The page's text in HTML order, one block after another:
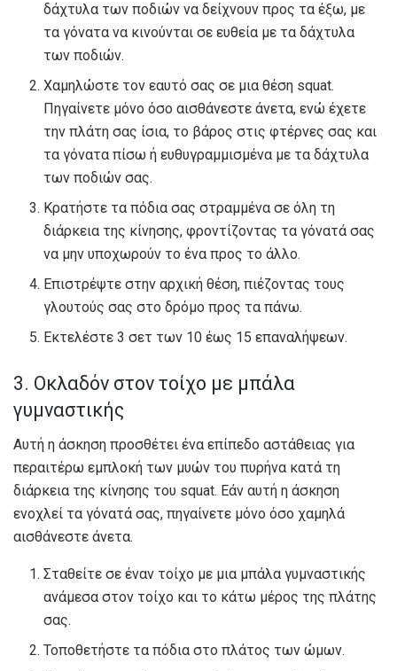
δάχτυλα των ποδιών να δείχνουν προς τα έξω, με
τα γόνατα να κινούνται σε ευθεία με τα δάχτυλα
των ποδιών.
Χαμηλώστε τον εαυτό σας σε μια θέση squat.
Πηγαίνετε μόνο όσο αισθάνεστε άνετα, ενώ έχετε
την πλάτη σας ίσια, το βάρος στις φτέρνες σας και
τα γόνατα πίσω ή ευθυγραμμισμένα με τα δάχτυλα
των ποδιών σας.
Κρατήστε τα πόδια σας στραμμένα σε όλη τη
διάρκεια της κίνησης, φροντίζοντας τα γόνατά σας
να μην υποχωρούν το ένα προς το άλλο.
Επιστρέψτε στην αρχική θέση, πιέζοντας τους
γλουτούς σας στο δρόμο προς τα πάνω.
Εκτελέστε 3 σετ των 10 έως 15 επαναλήψεων.
3. Οκλαδόν στον τοίχο με μπάλα
γυμναστικής
Αυτή η άσκηση προσθέτει ένα επίπεδο αστάθειας για
περαιτέρω εμπλοκή των μυών του πυρήνα κατά τη
διάρκεια της κίνησης του squat. Εάν αυτή η άσκηση
ενοχλεί τα γόνατά σας, πηγαίνετε μόνο όσο χαμηλά
αισθάνεστε άνετα.
Σταθείτε σε έναν τοίχο με μια μπάλα γυμναστικής
ανάμεσα στον τοίχο και το κάτω μέρος της πλάτης
σας.
Τοποθετήστε τα πόδια στο πλάτος των ώμων.